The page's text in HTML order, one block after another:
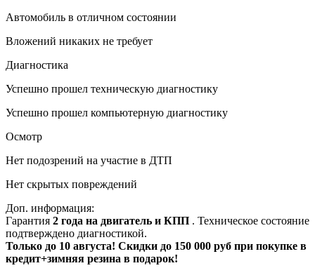
Автомобиль в отличном состоянии
Вложений никаких не требует
Диагностика
Успешно прошел техническую диагностику
Успешно прошел компьютерную диагностику
Осмотр
Нет подозрений на участие в ДТП
Нет скрытых повреждений
Доп. информация:
Гарантия 2 года на двигатель и КПП . Техническое состояние
подтверждено диагностикой.
Только до 10 августа! Скидки до 150 000 руб при покупке в
кредит+зимняя резина в подарок!